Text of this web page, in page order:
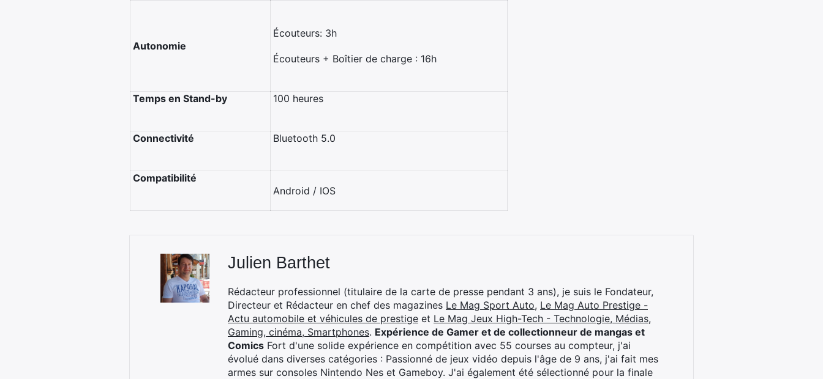
Autonomie
Écouteurs: 3h
Écouteurs + Boîtier de charge : 16h
Temps en Stand-by 100 heures
Connectivité Bluetooth 5.0
Compatibilité
Android / IOS
Julien Barthet
Rédacteur professionnel (titulaire de la carte de presse pendant 3 ans), je suis le Fondateur,
Directeur et Rédacteur en chef des magazines Le Mag Sport Auto, Le Mag Auto Prestige -
Actu automobile et véhicules de prestige et Le Mag Jeux High-Tech - Technologie, Médias,
Gaming, cinéma, Smartphones. Expérience de Gamer et de collectionneur de mangas et
Comics Fort d'une solide expérience en compétition avec 55 courses au compteur, j'ai
évolué dans diverses catégories : Passionné de jeux vidéo depuis l'âge de 9 ans, j'ai fait mes
armes sur consoles Nintendo Nes et Gameboy. J'ai également été sélectionné pour la finale